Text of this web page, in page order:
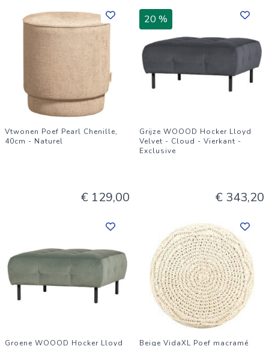
Vtwonen Poef Pearl Chenille,
40cm - Naturel
€ 129,00
20 %
Grijze WOOOD Hocker Lloyd
Velvet - Cloud - Vierkant -
Exclusive
€ 343,20
Groene WOOOD Hocker Lloyd Beige VidaXL Poef macramé